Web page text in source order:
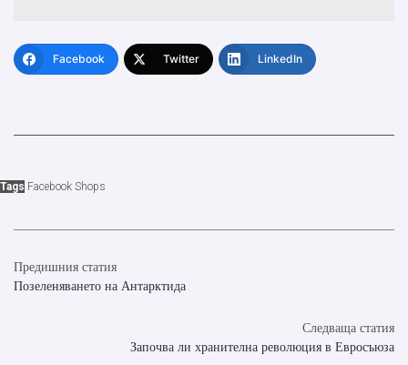
Facebook Twitter LinkedIn
Tags Facebook Shops
Предишния статия
Позеленяването на Антарктида
Следваща статия
Започва ли хранителна революция в Евросъюза